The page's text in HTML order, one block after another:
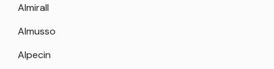
Almirall
Almusso
Alpecin